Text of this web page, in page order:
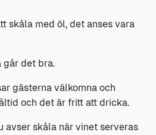
skåla med öl, det anses vara
går det bra.
gästerna välkomna och
och det är fritt att dricka.
avser skåla när vinet serveras